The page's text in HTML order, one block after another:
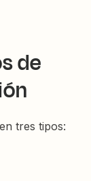
de
tres tipos: